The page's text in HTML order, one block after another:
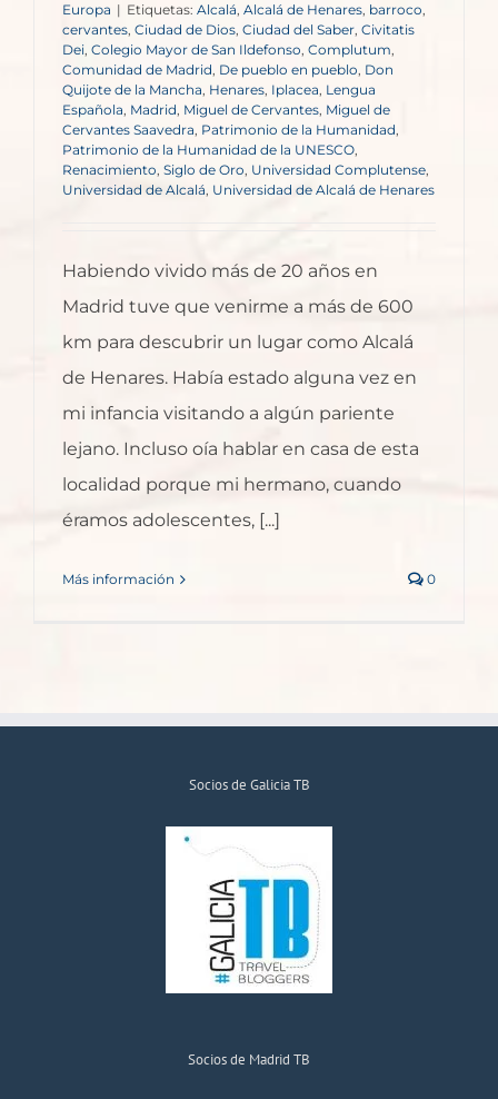
Europa | Etiquetas: Alcalá, Alcalá de Henares, barroco,
cervantes, Ciudad de Dios, Ciudad del Saber, Civitatis
Dei, Colegio Mayor de San Ildefonso, Complutum,
Comunidad de Madrid, De pueblo en pueblo, Don
Quijote de la Mancha, Henares, Iplacea, Lengua
Española, Madrid, Miguel de Cervantes, Miguel de
Cervantes Saavedra, Patrimonio de la Humanidad,
Patrimonio de la Humanidad de la UNESCO,
Renacimiento, Siglo de Oro, Universidad Complutense,
Universidad de Alcalá, Universidad de Alcalá de Henares
Habiendo vivido más de 20 años en
Madrid tuve que venirme a más de 600
km para descubrir un lugar como Alcalá
de Henares. Había estado alguna vez en
mi infancia visitando a algún pariente
lejano. Incluso oía hablar en casa de esta
localidad porque mi hermano, cuando
éramos adolescentes, [...]
Más información 0
Socios de Galicia TB
Socios de Madrid TB